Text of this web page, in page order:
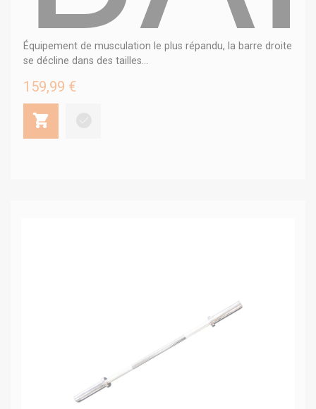
Équipement de musculation le plus répandu, la barre droite
se décline dans des tailles...
159,99 €